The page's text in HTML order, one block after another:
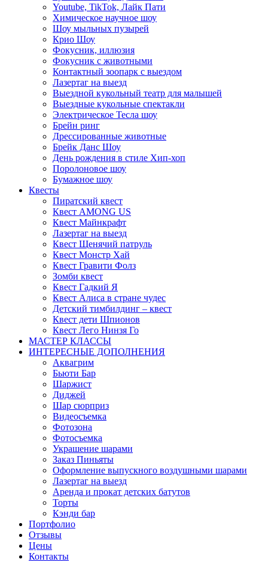
Youtube, TikTok, Лайк Пати
Химическое научное шоу
Шоу мыльных пузырей
Крио Шоу
Фокусник, иллюзия
Фокусник с животными
Контактный зоопарк с выездом
Лазертаг на выезд
Выездной кукольный театр для малышей
Выездные кукольные спектакли
Электрическое Тесла шоу
Брейн ринг
Дрессированные животные
Брейк Данс Шоу
День рождения в стиле Хип-хоп
Поролоновое шоу
Бумажное шоу
Квесты
Пиратский квест
Квест AMONG US
Квест Майнкрафт
Лазертаг на выезд
Квест Щенячий патруль
Квест Монстр Хай
Квест Гравити Фолз
Зомби квест
Квест Гадкий Я
Квест Алиса в стране чудес
Детский тимбилдинг – квест
Квест дети Шпионов
Квест Лего Нинзя Го
МАСТЕР КЛАССЫ
ИНТЕРЕСНЫЕ ДОПОЛНЕНИЯ
Аквагрим
Бьюти Бар
Шаржист
Диджей
Шар сюрприз
Видеосъемка
Фотозона
Фотосъемка
Украшение шарами
Заказ Пиньяты
Оформление выпускного воздушными шарами
Лазертаг на выезд
Аренда и прокат детских батутов
Торты
Кэнди бар
Портфолио
Отзывы
Цены
Контакты